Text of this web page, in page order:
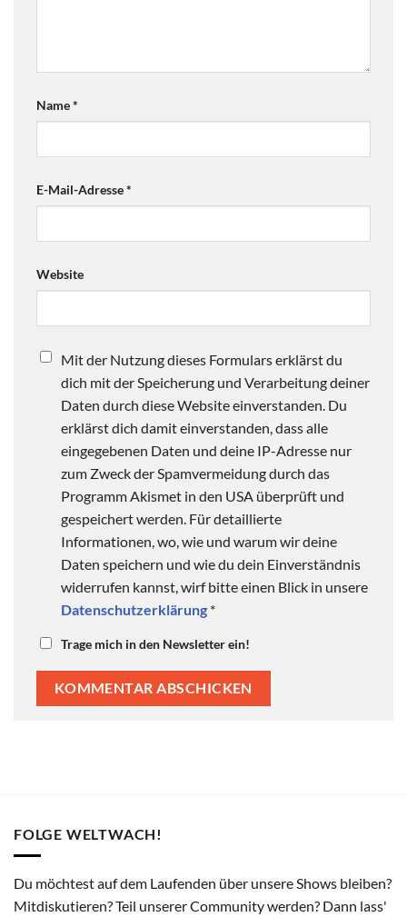
Name*
E-Mail-Adresse*
Website
Mit der Nutzung dieses Formulars erklärst du
dich mit der Speicherung und Verarbeitung deiner
Daten durch diese Website einverstanden. Du
erklärst dich damit einverstanden, dass alle
eingegebenen Daten und deine IP-Adresse nur
zum Zweck der Spamvermeidung durch das
Programm Akismet in den USA überprüft und
gespeichert werden. Für detaillierte
Informationen, wo, wie und warum wir deine
Daten speichern und wie du dein Einverständnis
widerrufen kannst, wirf bitte einen Blick in unsere
Datenschutzerklärung *
Trage mich in den Newsletter ein!
FOLGE WELTWACH!
Du möchtest auf dem Laufenden über unsere Shows bleiben?
Mitdiskutieren? Teil unserer Community werden? Dann lass'